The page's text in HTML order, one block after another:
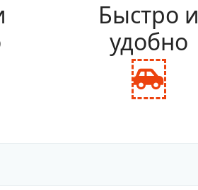
Быстро и
удобно
fas